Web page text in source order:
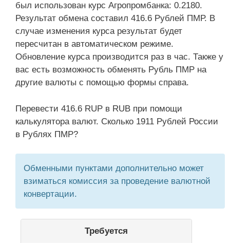
был использован курс Агропромбанка: 0.2180.
Результат обмена составил 416.6 Рублей ПМР. В
случае изменения курса результат будет
пересчитан в автоматическом режиме.
Обновление курса производится раз в час. Также у
вас есть возможность обменять Рубль ПМР на
другие валюты с помощью формы справа.
Перевести 416.6 RUP в RUB при помощи
калькулятора валют. Сколько 1911 Рублей России
в Рублях ПМР?
Обменными пунктами дополнительно может
взиматься комиссия за проведение валютной
конвертации.
Требуется